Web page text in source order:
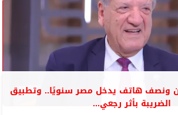
ونصف هاتف يدخل مصر سنويًا.. وتطبيق
الضريبة بأثر رجعي...